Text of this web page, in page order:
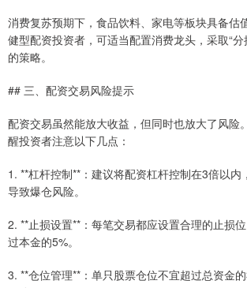
消费复苏预期下，食品饮料、家电等板块具备估
健型配资投资者，可适当配置消费龙头，采取“
的策略。
## 三、配资交易风险提示
配资交易虽然能放大收益，但同时也放大了风险
醒投资者注意以下几点：
1. **杠杆控制**：建议将配资杠杆控制在3倍以内
导致爆仓风险。
2. **止损设置**：每笔交易都应设置合理的止损
过本金的5%。
3. **仓位管理**：单只股票仓位不宜超过总资金